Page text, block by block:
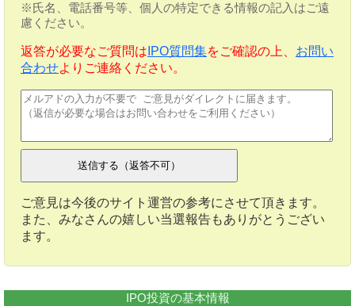
※氏名、電話番号等、個人の特定できる情報の記入はご遠
慮ください。
返答が必要なご質問は IPO質問集をご確認の上、 お問い
合わせよりご連絡ください。
ご意見は今後のサイト運営の参考にさせて頂きます。
また、みなさんの嬉しい当選報告もありがとうござい
ます。
IPO投資の基本情報